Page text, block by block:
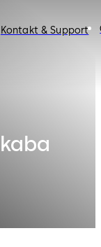
Kontakt & Support